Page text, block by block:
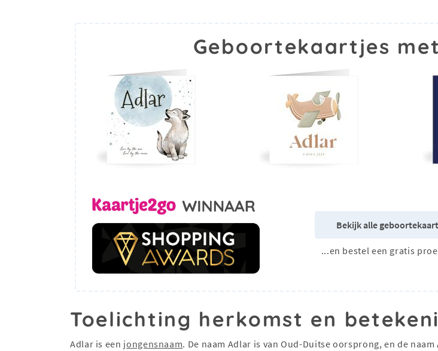
Geboortekaartjes
Bekijk alle
...en bestel een gratis
Toelichting herkomst en
Adlar is een jongensnaam. De naam Adlar is van Oud-Duitse oorsprong, en de